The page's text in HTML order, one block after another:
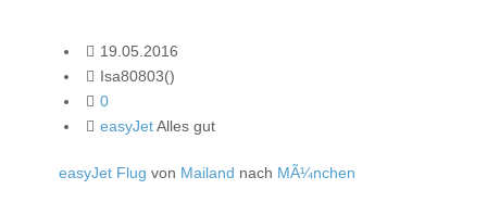
19.05.2016
Isa80803()
0
easyJetAlles gut
easyJet Flug von Mailand nach MÃ¼nchen